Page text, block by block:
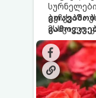
ბუჩქებმა
მსხვილი,